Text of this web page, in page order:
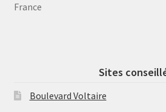
France
Sites
Boulevard Voltaire